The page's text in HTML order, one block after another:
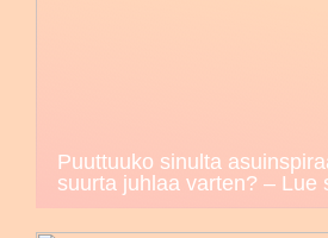
Puuttuuko sinulta
suurta juhlaa varten? – Lue